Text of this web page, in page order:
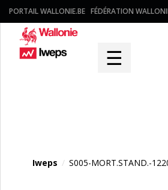
PORTAIL WALLONIE.BE FÉDÉRATION
☰
Iweps / S005-MORT.STAND.-